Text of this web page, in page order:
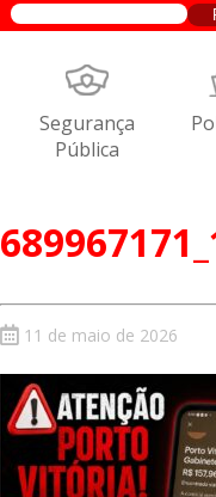
Segurança
Pública
11 de maio de 2026